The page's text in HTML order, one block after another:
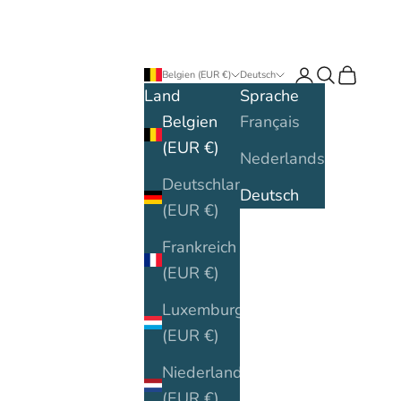
Belgien (EUR €)
Land
Belgien
(EUR €)
Deutschland
(EUR €)
Frankreich
(EUR €)
Luxemburg
(EUR €)
Niederlande
Deutsch
Sprache
Français
Nederlands
Deutsch
Anmelden
Suchen